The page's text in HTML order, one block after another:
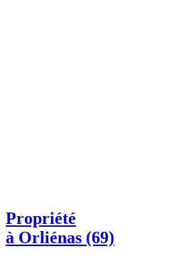
Propriété
à Orliénas (69)